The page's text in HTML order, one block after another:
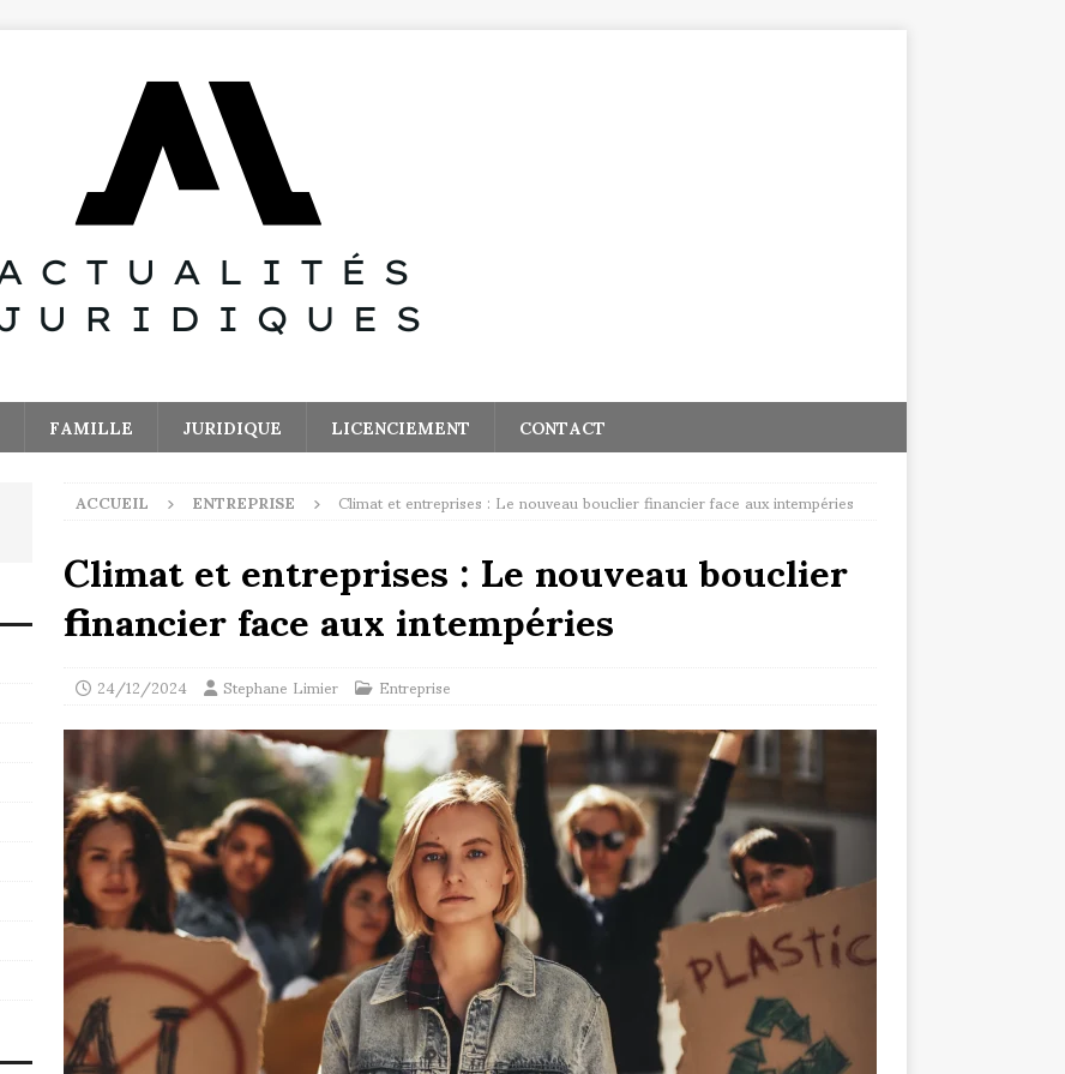
FAMILLE JURIDIQUE LICENCIEMENT CONTACT
ACCUEIL ENTREPRISE Climat et entreprises : Le nouveau bouclier financier face aux intempéries
Climat et entreprises : Le nouveau bouclier
financier face aux intempéries
24/12/2024 Stephane Limier Entreprise